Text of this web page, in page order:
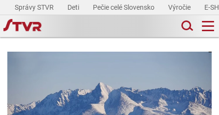
Správy STVR Deti Pečie celé Slovensko Výročie E-